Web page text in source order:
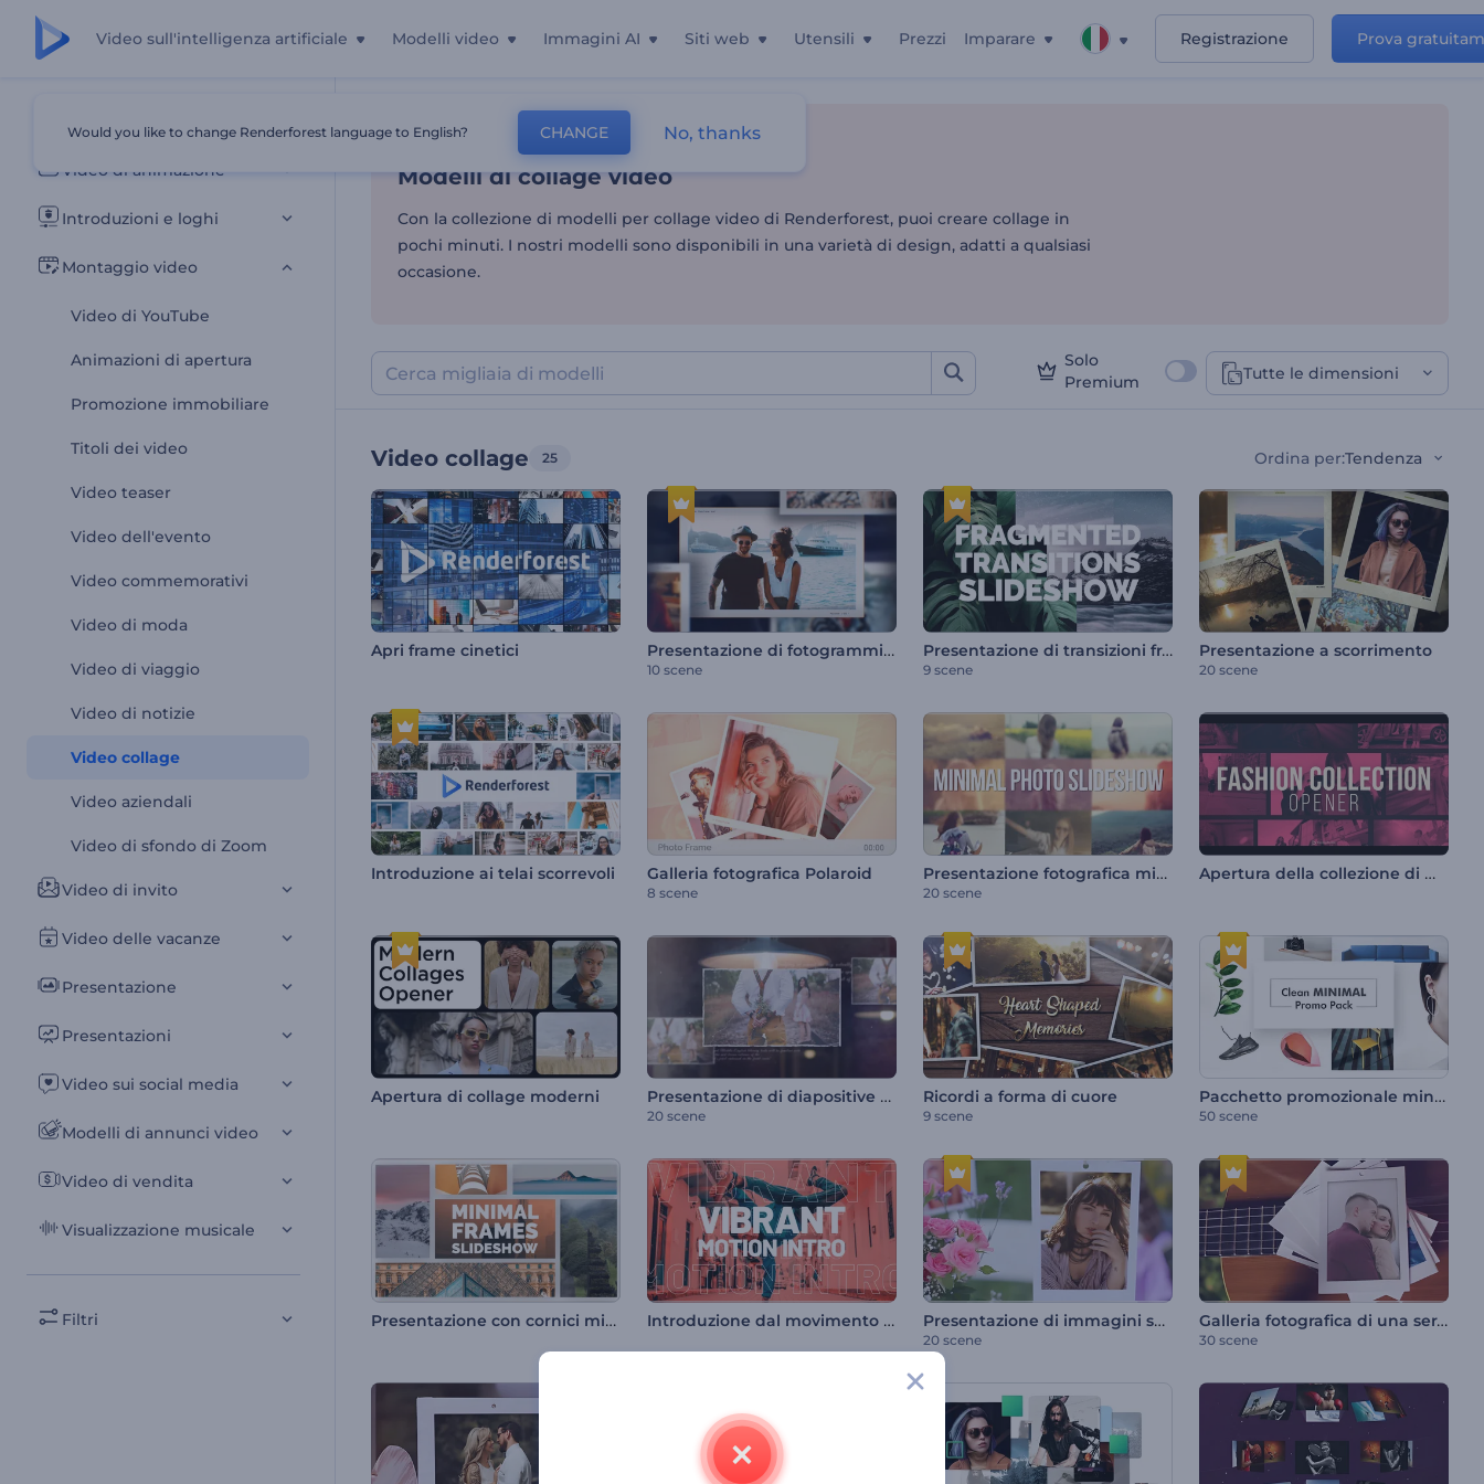
Video sull'intelligenza artificiale Modelli video Immagini AI Siti web Utensili Prezzi Imparare Registrazione Prova
Tutti i modelli
Video di animazione
Introduzioni e loghi
Montaggio video
Video di YouTube
Animazioni di apertura
Promozione immobiliare
Titoli dei video
Video teaser
Video dell'evento
Video commemorativi
Video di moda
Video di viaggio
Video di notizie
Video collage
Video aziendali
Video di sfondo di Zoom
Video di invito
Video delle vacanze
Presentazione
Presentazioni
Video sui social media
Modelli di annunci video
Video di vendita
Visualizzazione musicale
Filtri
Modelli di collage video
Casa Modelli Montaggio Video Video Collage
Modelli di collage video
Con la collezione di modelli per collage video di Renderforest, puoi creare collage in
pochi minuti. I nostri modelli sono disponibili in una varietà di design, adatti a qualsiasi
occasione.
Solo
Premium
Tutte le dimensioni
Video collage 25 Ordina per:Tendenza
Apri frame cinetici Presentazione di fotogrammi Polaroid
10 scene
Presentazione di transizioni frammentate
9 scene
Presentazione a scorrimento
20 scene
Introduzione ai telai scorrevoli Galleria fotografica Polaroid
8 scene
Presentazione fotografica minimalista
20 scene
Apertura della collezione di moda
Apertura di collage moderni Presentazione di diapositive vintage classiche
20 scene
Ricordi a forma di cuore
9 scene
Pacchetto promozionale minimalista e pulito
50 scene
Presentazione con cornici minimali Introduzione dal movimento vibrante Presentazione di immagini sulla bellezza della natura
20 scene
Galleria fotografica di una serata romantica
30 scene
Would you like to change Renderforest language to English? CHANGE No, thanks